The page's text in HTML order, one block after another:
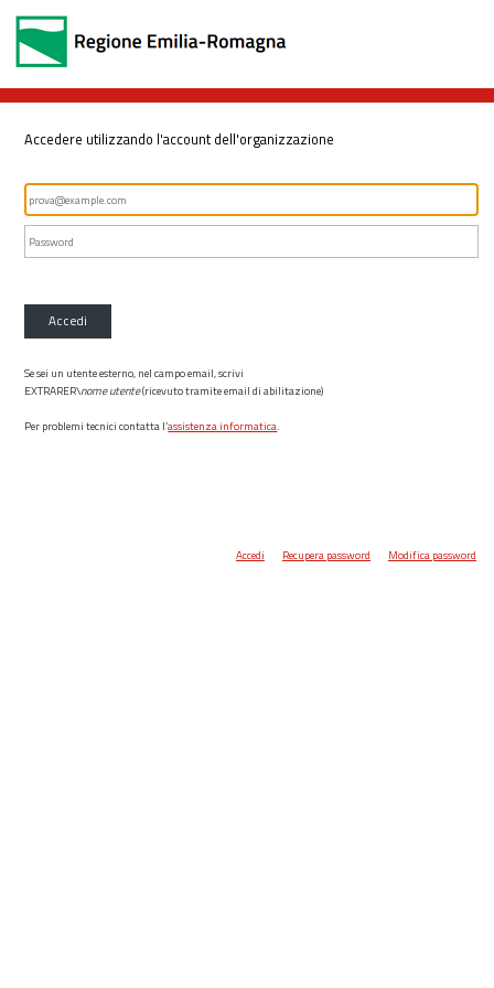
Accedere utilizzando l'account dell'organizzazione
Accedi
Se sei un utente esterno, nel campo email, scrivi
EXTRARER\nome utente(ricevuto tramite email di abilitazione)
Per problemi tecnici contatta l’assistenza informatica.
Accedi Recupera password Modifica password